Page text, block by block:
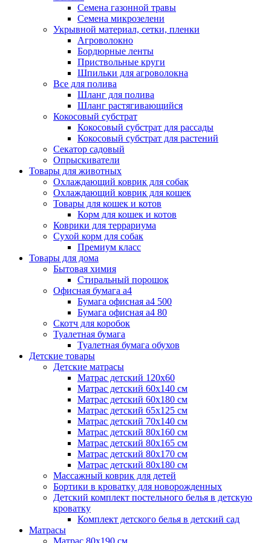
Семена газонной травы
Семена микрозелени
Укрывной материал, сетки, пленки
Агроволокно
Бордюрные ленты
Приствольные круги
Шпильки для агроволокна
Все для полива
Шланг для полива
Шланг растягивающийся
Кокосовый субстрат
Кокосовый субстрат для рассады
Кокосовый субстрат для растений
Секатор садовый
Опрыскиватели
Товары для животных
Охлаждающий коврик для собак
Охлаждающий коврик для кошек
Товары для кошек и котов
Корм для кошек и котов
Коврики для террариума
Сухой корм для собак
Премиум класс
Товары для дома
Бытовая химия
Стиральный порошок
Офисная бумага а4
Бумага офисная а4 500
Бумага офисная а4 80
Скотч для коробок
Туалетная бумага
Туалетная бумага обухов
Детские товары
Детские матрасы
Матрас детский 120х60
Матрас детский 60х140 см
Матрас детский 60х180 см
Матрас детский 65х125 см
Матрас детский 70х140 см
Матрас детский 80х160 см
Матрас детский 80х165 см
Матрас детский 80х170 см
Матрас детский 80х180 см
Массажный коврик для детей
Бортики в кроватку для новорожденных
Детский комплект постельного белья в детскую
кроватку
Комплект детского белья в детский сад
Матрасы
Матрас 80х190 см